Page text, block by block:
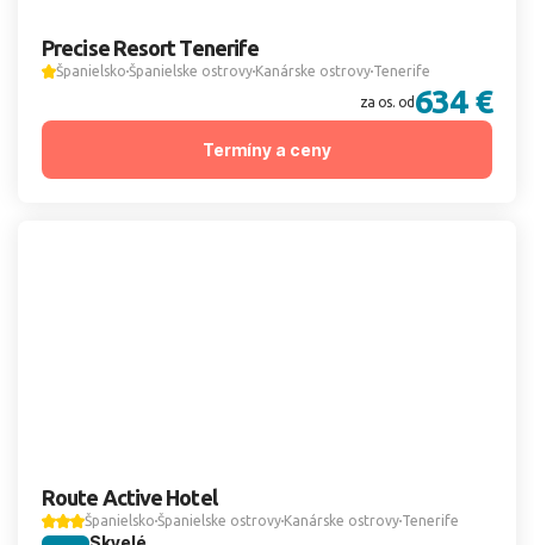
Precise Resort Tenerife
Španielsko Španielske ostrovy Kanárske ostrovy Tenerife
za os. od 634 €
Termíny a ceny
Route Active Hotel
Španielsko Španielske ostrovy Kanárske ostrovy Tenerife